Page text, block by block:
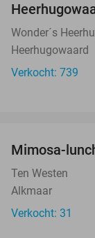
Wonder´s
Heerhugowaard
Verkocht: 739
Mimosa-
Ten Westen
Alkmaar
Verkocht: 31